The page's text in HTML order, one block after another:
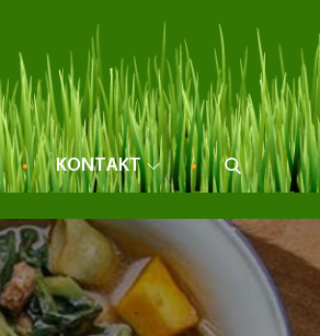
KONTAKT